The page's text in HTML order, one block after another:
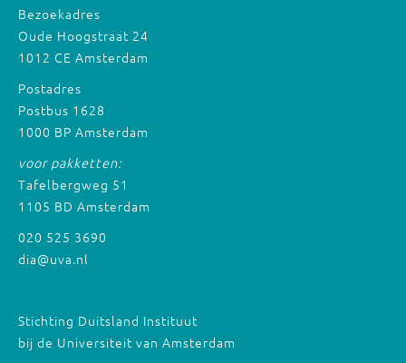
Bezoekadres
Oude Hoogstraat 24
1012 CE Amsterdam
Postadres
Postbus 1628
1000 BP Amsterdam
voor pakketten:
Tafelbergweg 51
1105 BD Amsterdam
020 525 3690
dia@uva.nl
Stichting Duitsland Instituut
bij de Universiteit van Amsterdam